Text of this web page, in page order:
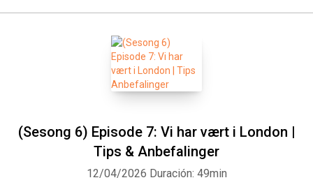
(Sesong 6) Episode 7: Vi har vært i London |
Tips & Anbefalinger
12/04/2026 Duración: 49min